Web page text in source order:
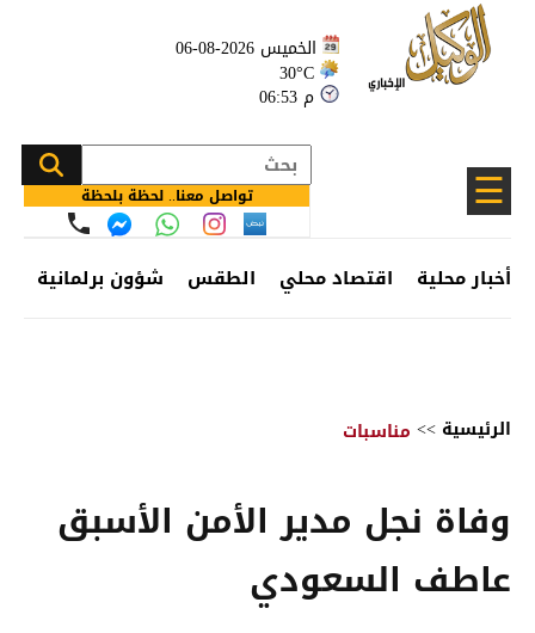
الخميس 2026-08-06
30°C
06:53 م
☰ تواصل معنا.. لحظة بلحظة
أخبار محلية اقتصاد محلي الطقس شؤون برلمانية
الرئيسية >> مناسبات
وفاة نجل مدير الأمن الأسبق
عاطف السعودي